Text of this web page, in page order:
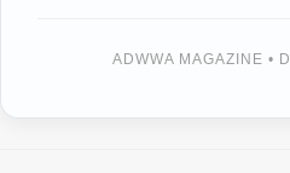
ADWWA MAGAZINE •